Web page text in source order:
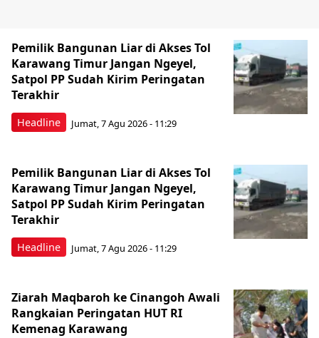
Headline
Pemilik Bangunan Liar di Akses Tol
Karawang Timur Jangan Ngeyel,
Satpol PP Sudah Kirim Peringatan
Terakhir
Jumat, 7 Agu 2026 - 11:29
Headline
Pemilik Bangunan Liar di Akses Tol
Karawang Timur Jangan Ngeyel,
Satpol PP Sudah Kirim Peringatan
Terakhir
Jumat, 7 Agu 2026 - 11:29
Ziarah Maqbaroh ke Cinangoh Awali
Rangkaian Peringatan HUT RI
Kemenag Karawang